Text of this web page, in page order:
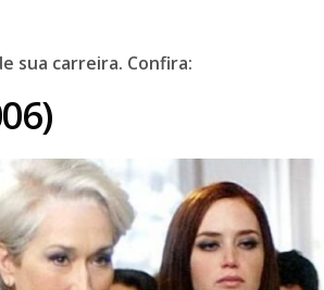
sua carreira. Confira: